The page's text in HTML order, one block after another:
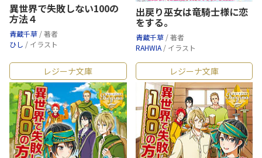
異世界で失敗しない100の
方法４
青蔵千草 / 著者
ひし / イラスト
出戻り巫女は竜騎士様に恋
をする。
青蔵千草 / 著者
RAHWIA / イラスト
レジーナ文庫 レジーナ文庫